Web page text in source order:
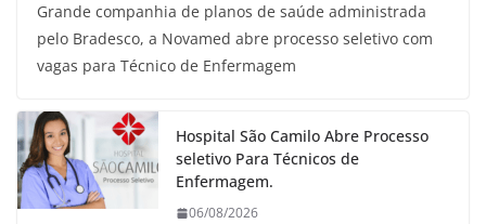
Grande companhia de planos de saúde administrada
pelo Bradesco, a Novamed abre processo seletivo com
vagas para Técnico de Enfermagem
Hospital São Camilo Abre Processo
seletivo Para Técnicos de
Enfermagem.
06/08/2026